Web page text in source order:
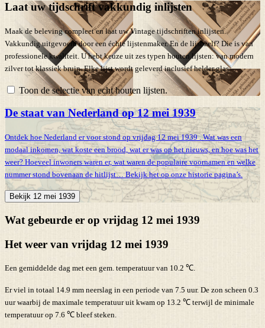
Laat uw tijdschrift vakkundig inlijsten
Maak de beleving compleet en laat uw Vintage tijdschriften inlijsten.
Vakkundig uitgevoerd door een échte lijstenmaker. En de lijst zelf? Die is van
professionele kwaliteit. U hebt keuze uit zes typen houten lijsten: van modern
zilver tot klassiek bruin. Elke lijst wordt geleverd inclusief helder glas.
Toon de selectie van echt houten lijsten.
De staat van Nederland op 12 mei 1939
Ontdek hoe Nederland er voor stond op vrijdag 12 mei 1939 . Wat was een
modaal inkomen, wat koste een brood, wat er was op het nieuws, en hoe was het
weer? Hoeveel inwoners waren er, wat waren de populaire voornamen en welke
nummer stond bovenaan de hitlijst… Bekijk het op onze historie pagina’s.
Bekijk 12 mei 1939
Wat gebeurde er op vrijdag 12 mei 1939
Het weer van vrijdag 12 mei 1939
Een gemiddelde dag met een gem. temperatuur van 10.2 ℃.
Er viel in totaal 14.9 mm neerslag in een periode van 7.5 uur. De zon scheen 0.3
uur waarbij de maximale temperatuur uit kwam op 13.2 ℃ terwijl de minimale
temperatuur op 7.6 ℃ bleef steken.